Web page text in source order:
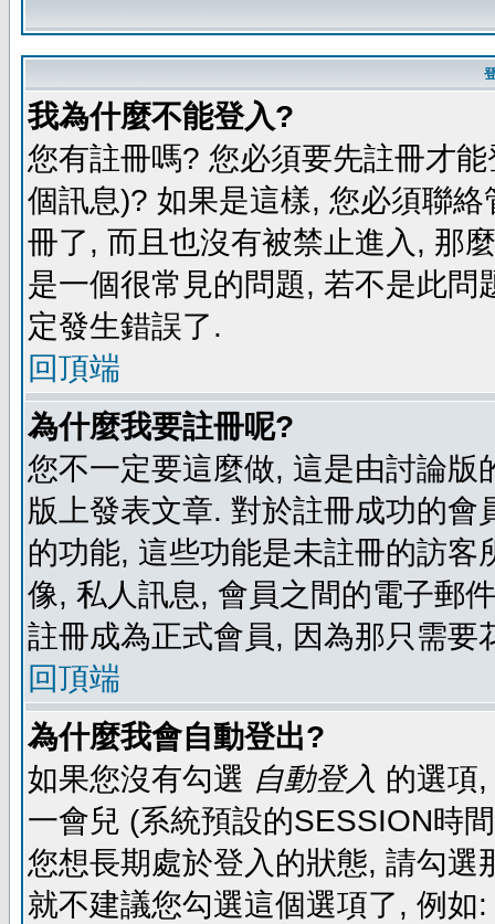
我為什麼不能登入?
您有註冊嗎? 您必須要先註冊才
個訊息)? 如果是這樣, 您必須聯
冊了, 而且也沒有被禁止進入, 那
是一個很常見的問題, 若不是此
定發生錯誤了.
回頂端
為什麼我要註冊呢?
您不一定要這麼做, 這是由討論
版上發表文章. 對於註冊成功的
的功能, 這些功能是未註冊的訪
像, 私人訊息, 會員之間的電子郵
註冊成為正式會員, 因為那只需要
回頂端
為什麼我會自動登出?
如果您沒有勾選 自動登入 的選項
一會兒 (系統預設的SESSION時
您想長期處於登入的狀態, 請勾
就不建議您勾選這個選項了, 例